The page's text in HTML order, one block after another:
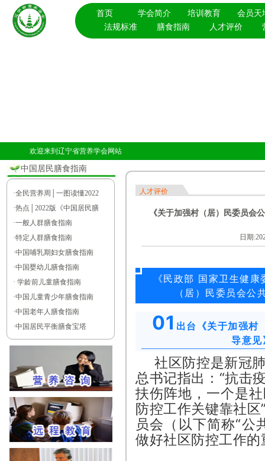
首页 学会简介 培训教育
会员天
法规标准
膳食指南 人才评价
欢迎来到辽宁省营养学会网站
中国居民膳食指南
·全民营养周│一图读懂2022
·热点│2022版《中国居民膳
·一般人群膳食指南
·特定人群膳食指南
·中国哺乳期妇女膳食指南
·中国婴幼儿膳食指南
· 学龄前儿童膳食指南
·中国儿童青少年膳食指南
·中国老年人膳食指南
·中国居民平衡膳食宝塔
人才评价
《关于加强村（居）民委员会
日期
《民政部 国家卫生健
（居）民委员会
01 出台《关于加强村
导意
社区防控是新冠
总书记指出：“抗击
扶伤阵地，一个是
防控工作关键靠社
员会（以下简称“公
做好社区防控工作